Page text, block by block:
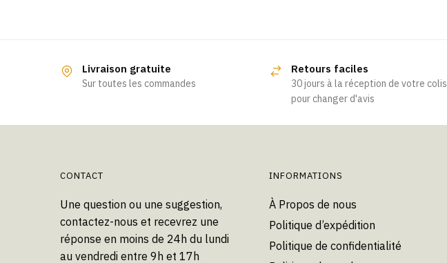
plusieurs
variations.
options
la
page
du
plusieurs
variations.
Les
options
page
du
Livraison gratuite
Sur toutes les commandes
Retours faciles
30 jours à la réception de votre colis
pour changer d'avis
CONTACT
Une question ou une suggestion,
contactez-nous et recevrez une
réponse en moins de 24h du lundi
au vendredi entre 9h et 17h
INFORMATIONS
À Propos de nous
Politique d’expédition
Politique de confidentialité